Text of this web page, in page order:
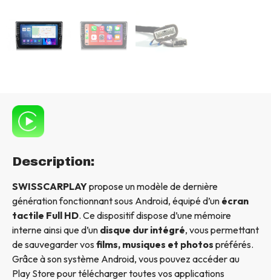
Description:
SWISSCARPLAYpropose un modèle de dernière
génération fonctionnant sous Android, équipé d’un écran
tactile Full HD. Ce dispositif dispose d’une mémoire
interne ainsi que d’un disque dur intégré, vous permettant
de sauvegarder vos films, musiques et photos préférés.
Grâce à son système Android, vous pouvez accéder au
Play Store pour télécharger toutes vos applications